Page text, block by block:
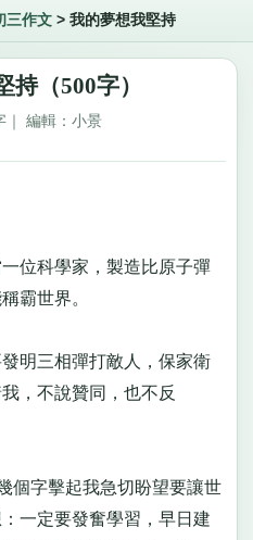
三作文> 我的夢想我堅持
持（500字）
｜ 編輯：小景
位科學家，製造比原子彈
稱霸世界。
明三相彈打敵人，保家衛
，不說贊同，也不反
個字擊起我急切盼望要讓世
一定要發奮學習，早日建